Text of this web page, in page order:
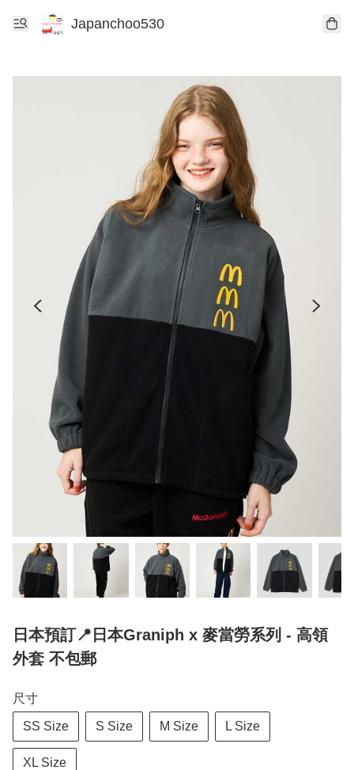
Japanchoo530
日本預訂📍日本Graniph x 麥當勞系列 - 高領
外套 不包郵
尺寸
SS Size S Size M Size L Size
XL Size